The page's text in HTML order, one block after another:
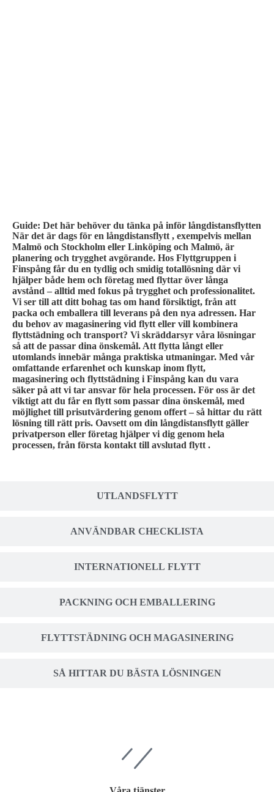
UTLANDSFLYTT
ANVÄNDBAR CHECKLISTA
INTERNATIONELL FLYTT
PACKNING OCH EMBALLERING
FLYTTSTÄDNING OCH MAGASINERING
SÅ HITTAR DU BÄSTA LÖSNINGEN
Guide: Det här behöver du tänka på inför långdistansflytten
När det är dags för en långdistansflytt , exempelvis mellan
Malmö och Stockholm eller Linköping och Malmö, är
planering och trygghet avgörande. Hos Flyttgruppen i
Finspång får du en tydlig och smidig totallösning där vi
hjälper både hem och företag med flyttar över långa
avstånd – alltid med fokus på trygghet och professionalitet.
Vi ser till att ditt bohag tas om hand försiktigt, från att
packa och emballera till leverans på den nya adressen. Har
du behov av magasinering vid flytt eller vill kombinera
flyttstädning och transport? Vi skräddarsyr våra lösningar
så att de passar dina önskemål. Att flytta långt eller
utomlands innebär många praktiska utmaningar. Med vår
omfattande erfarenhet och kunskap inom flytt,
magasinering och flyttstädning i Finspång kan du vara
säker på att vi tar ansvar för hela processen. För oss är det
viktigt att du får en flytt som passar dina önskemål, med
möjlighet till prisutvärdering genom offert – så hittar du rätt
lösning till rätt pris. Oavsett om din långdistansflytt gäller
privatperson eller företag hjälper vi dig genom hela
processen, från första kontakt till avslutad flytt .